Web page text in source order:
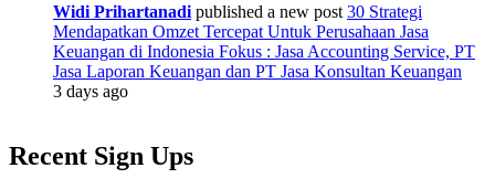
Widi Prihartanadi published a new post 30 Strategi
Mendapatkan Omzet Tercepat Untuk Perusahaan Jasa
Keuangan di Indonesia Fokus : Jasa Accounting Service, PT
Jasa Laporan Keuangan dan PT Jasa Konsultan Keuangan
3 days ago
Recent Sign Ups